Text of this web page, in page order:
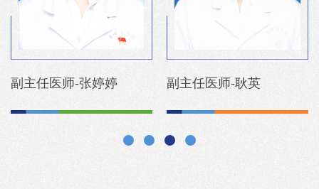
副主任医师-李明雪 副主任医师-卢玉杰